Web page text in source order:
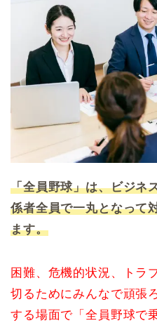
「全員野球」は、ビジネ
係者全員で一丸となって
ます。
困難、危機的状況、トラ
切るためにみんなで頑
する場面で「全員野球で